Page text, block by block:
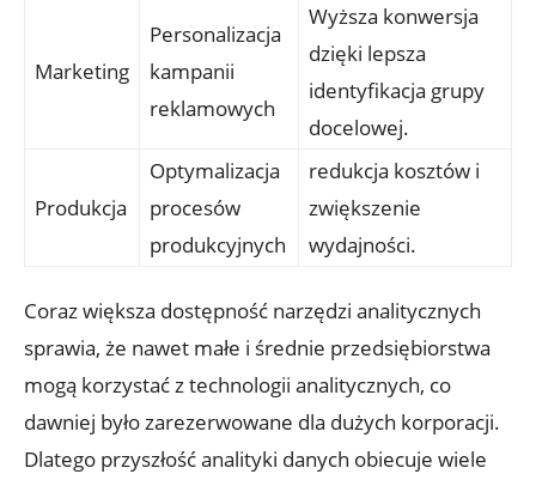
Marketing
Personalizacja
kampanii
reklamowych
Wyższa konwersja
dzięki lepsza
identyfikacja grupy
docelowej.
Produkcja
Optymalizacja
procesów
produkcyjnych
redukcja kosztów i
zwiększenie
wydajności.
Coraz większa dostępność narzędzi analitycznych
sprawia, że nawet małe i średnie przedsiębiorstwa
mogą korzystać z technologii analitycznych, co
dawniej było zarezerwowane dla dużych korporacji.
Dlatego przyszłość analityki danych obiecuje wiele